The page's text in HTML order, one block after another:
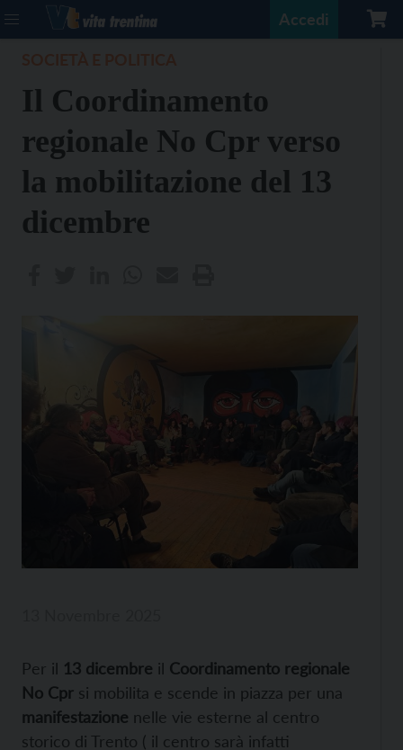
Accedi
Il Coordinamento
regionale No Cpr verso
la mobilitazione del 13
dicembre
Per il 13 dicembre il Coordinamento regionale
No Cpr si mobilita e scende in piazza per una
manifestazione nelle vie esterne al centro
storico di Trento ( il centro sarà infatti